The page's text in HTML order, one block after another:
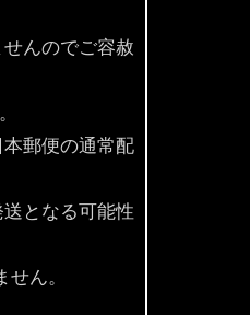
んのでご容赦
郵便の通常配
となる可能性
ん。